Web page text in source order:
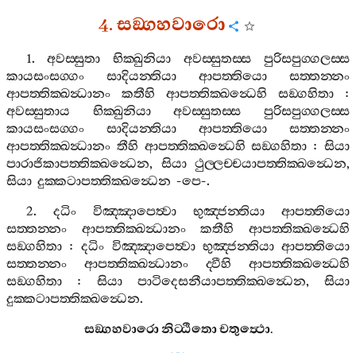
4.සඞ‍්ගහවාරො
1.අවස‍්සුතා භික‍්ඛුනියා අවස‍්සුතස‍්ස
පුරිසපුග‍්ගලස‍්ස
කායසංසග‍්ගං
සාදියන‍්තියා ආපත‍්තියො
සත‍්තන‍්නං
ආපත‍්තික‍්ඛන්‍ධානං
කතීහි ආපත‍්තික‍්ඛන්‍ධෙහි සඞ‍්ගහිතා :
අවස‍්සුතාය
භික‍්ඛුනියා අවස‍්සුතස‍්ස
පුරිසපුග‍්ගලස‍්ස
කායසංසග‍්ගං
සාදියන‍්තියා ආපත‍්තියො
සත‍්තන‍්නං
ආපත‍්තික‍්ඛන්‍ධානං තීහි ආපත‍්තික‍්ඛන්‍ධෙහි සඞ‍්ගහිතා :සියා
පාරාජිකාපත‍්තික‍්ඛන්‍ධෙන, සියා ථුල‍්ලච‍්චයාපත‍්තික‍්ඛන්‍ධෙන,
සියා දුක‍්කටාපත‍්තික‍්ඛන්‍ධෙන -පෙ-.
2. දධිං විඤ‍්ඤාපෙත්‍වා භුඤ‍්ජන‍්තියා
ආපත‍්තියො
සත‍්තන‍්නං
ආපත‍්තික‍්ඛන්‍ධානං කතීහි
ආපත‍්තික‍්ඛන්‍ධෙහි
සඞ‍්ගහිතා :දධිං විඤ‍්ඤාපෙත්‍වා භුඤ‍්ජන‍්තියා ආපත‍්තියො
සත‍්තන‍්නං
ආපත‍්තික‍්ඛන්‍ධානං ද‍්වීහි
ආපත‍්තික‍්ඛන්‍ධෙහි
සඞ‍්ගහිතා : සියා පාටිදෙසනීයාපත‍්තික‍්ඛන්‍ධෙන, සියා
දුක‍්කටාපත‍්තික‍්ඛන්‍ධෙන.
සඞ‍්ගහවාරොනිට‍්ඨිතොචතුත්‍ථො.